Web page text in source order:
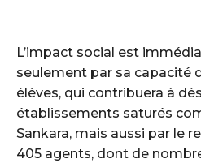
L’impact social est
seulement par sa capacité
élèves, qui contribuera à
établissements saturés
Sankara, mais aussi par le
405 agents, dont de